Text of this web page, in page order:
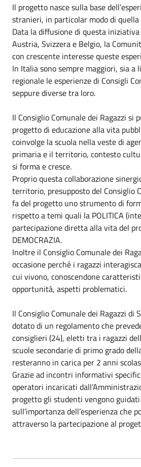
Il progetto nasce sulla base
stranieri, in particolar modo di quella
Data la diffusione di questa
Austria, Svizzera e Belgio, la
con crescente interesse queste
In Italia sono sempre maggiori, sia a
regionale le esperienze di Consigli
seppure diverse tra loro.
Il Consiglio Comunale dei Ragazzi si
progetto di educazione alla vita
coinvolge la scuola nella veste di
primaria e il territorio, contesto
si forma e cresce.
Proprio questa collaborazione
territorio, presupposto del Consiglio
fa del progetto uno strumento di
rispetto a temi quali la POLITICA
partecipazione diretta alla vita del
DEMOCRAZIA.
Inoltre il Consiglio Comunale dei
occasione perché i ragazzi
cui vivono, conoscendone
opportunità, aspetti problematici.
Il Consiglio Comunale dei Ragazzi di
dotato di un regolamento che
consiglieri (24), eletti tra i ragazzi
scuole secondarie di primo grado
resteranno in carica per 2 anni
Grazie ad incontri informativi
operatori incaricati
progetto gli studenti vengono
sull’importanza dell’esperienza che
attraverso la partecipazione al